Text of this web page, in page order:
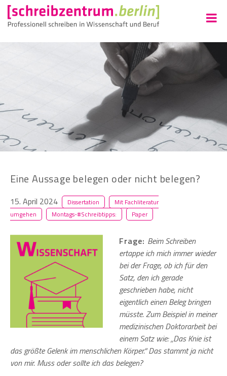
Eine Aussage belegen oder nicht belegen?
15. April 2024 Dissertation
Mit Fachliteratur
umgehen
Montags-#Schreibtipps: Paper
Frage: Beim Schreiben
ertappe ich mich immer wieder
bei der Frage, ob ich für den
Satz, den ich gerade
geschrieben habe, nicht
eigentlich einen Beleg bringen
müsste. Zum Beispiel in meiner
medizinischen Doktorarbeit bei
einem Satz wie: „Das Knie ist
das größte Gelenk im menschlichen Körper.“ Das stammt ja nicht
von mir. Muss oder sollte ich das belegen?